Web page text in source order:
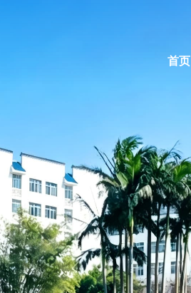
首页